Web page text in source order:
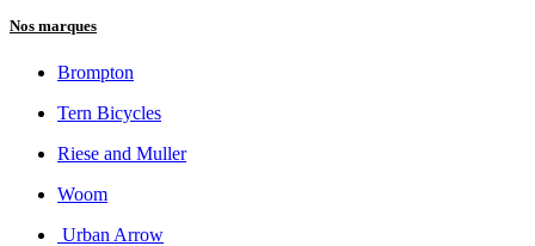
Nos marques
Brompton
Tern Bicycles
Riese and Muller
Woom
Urban Arrow